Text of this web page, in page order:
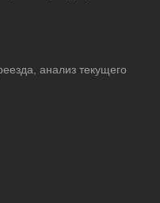
анализ текущего